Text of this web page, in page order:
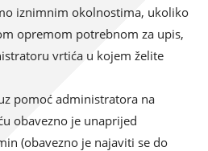
iznimnim okolnostima, ukoliko
opremom potrebnom za upis,
vrtića u kojem želite
pomoć administratora na
obavezno je unaprijed
(obavezno je najaviti se do